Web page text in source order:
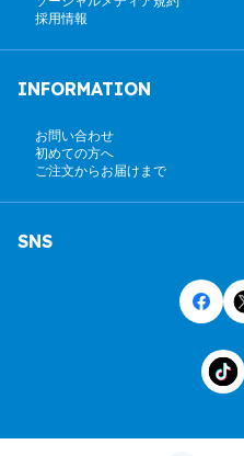
採用情報
INFORMATION
お問い合わせ
初めての方へ
ご注文からお届けまで
SNS